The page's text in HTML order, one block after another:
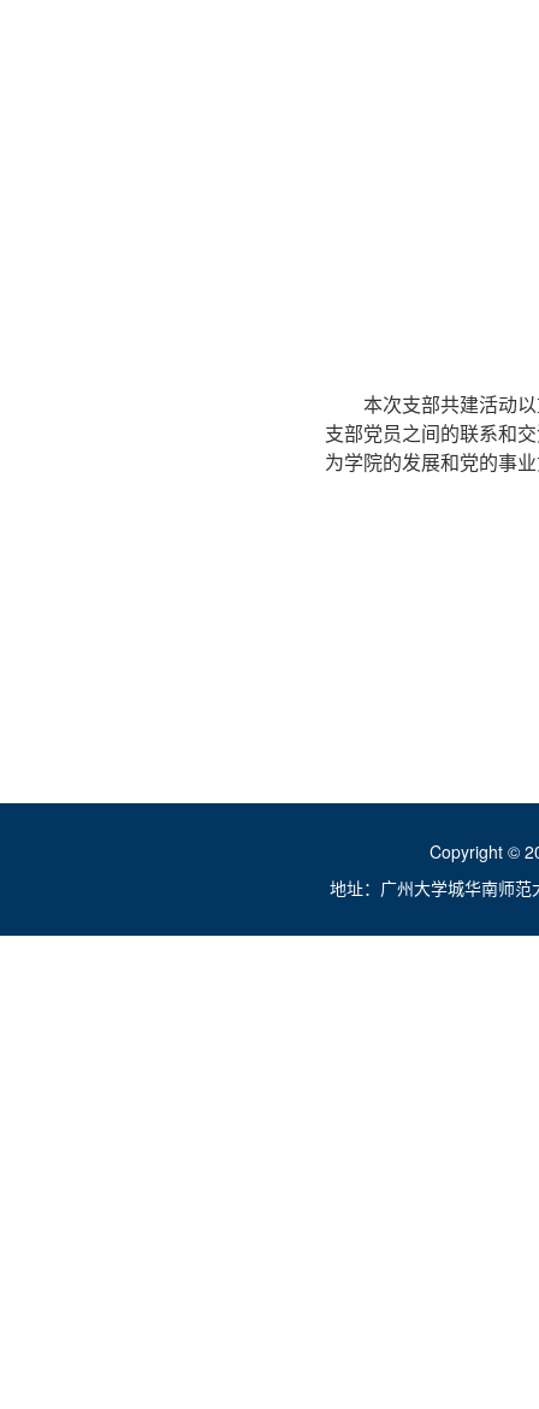
本次支部共建活动
支部党员之间的联系和
为学院的发展和党的事
Copyright ©
地址：广州大学城华南